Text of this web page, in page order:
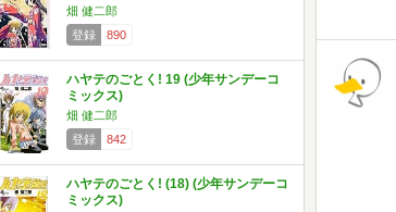
畑 健二郎
登録
890
ハヤテのごとく! 19 (少年サンデーコ
ミックス)
畑 健二郎
登録
842
ハヤテのごとく! (18) (少年サンデーコ
ミックス)